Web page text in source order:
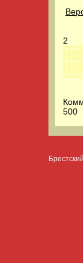
2
500